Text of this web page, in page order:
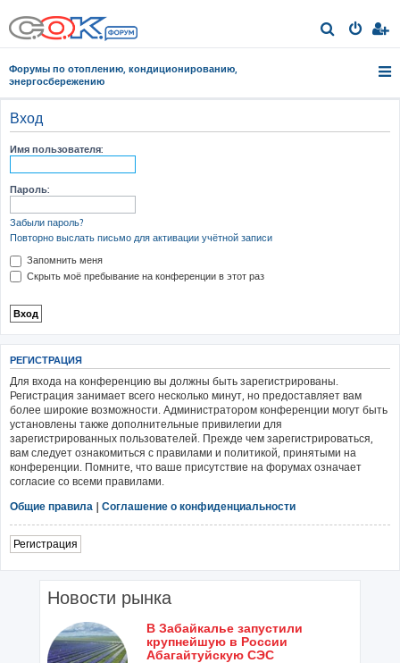
о
Форумы по отоплению, кондиционированию,
энергосбережению
Вход
Имя пользователя:
Пароль:
Забыли пароль?
Повторно выслать письмо для активации учётной записи
Запомнить меня
Скрыть моё пребывание на конференции в этот раз
РЕГИСТРАЦИЯ
Для входа на конференцию вы должны быть зарегистрированы.
Регистрация занимает всего несколько минут, но предоставляет вам
более широкие возможности. Администратором конференции могут быть
установлены также дополнительные привилегии для
зарегистрированных пользователей. Прежде чем зарегистрироваться,
вам следует ознакомиться с правилами и политикой, принятыми на
конференции. Помните, что ваше присутствие на форумах означает
согласие со всеми правилами.
Общие правила | Соглашение о конфиденциальности
Регистрация
Новости рынка
В Забайкалье запустили
крупнейшую в России
Абагайтуйскую СЭС